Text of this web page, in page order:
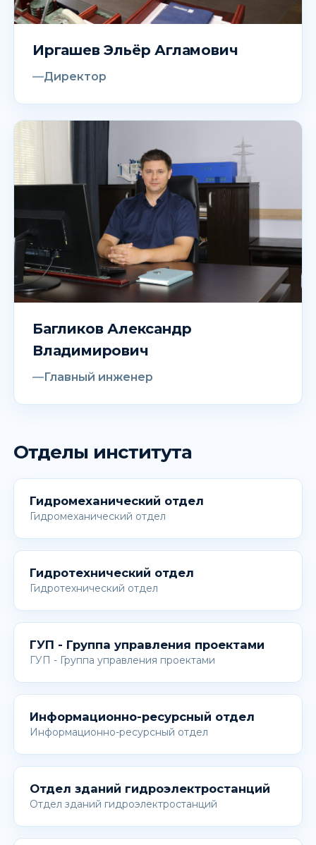
Иргашев Эльёр Агламович
Директор
Багликов Александр
Владимирович
Главный инженер
Отделы института
Гидромеханический отдел
Гидромеханический отдел
Гидротехнический отдел
Гидротехнический отдел
ГУП - Группа управления проектами
ГУП - Группа управления проектами
Информационно-ресурсный отдел
Информационно-ресурсный отдел
Отдел зданий гидроэлектростанций
Отдел зданий гидроэлектростанций